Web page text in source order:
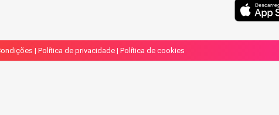
| Política de privacidade | Política de cookies